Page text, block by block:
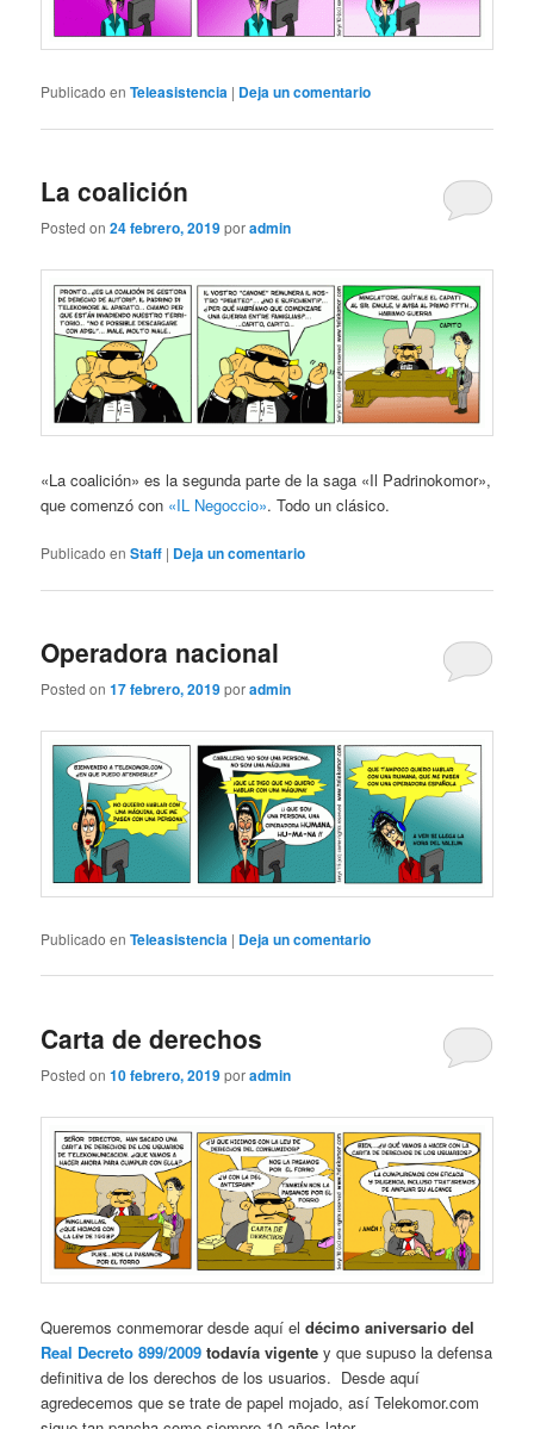
Publicado en Teleasistencia | Deja un comentario
La coalición
Posted on24 febrero, 2019poradmin
«La coalición» es la segunda parte de la saga «Il Padrinokomor»,
que comenzó con «IL Negoccio». Todo un clásico.
Publicado en Staff | Deja un comentario
Operadora nacional
Posted on17 febrero, 2019poradmin
Publicado en Teleasistencia | Deja un comentario
Carta de derechos
Posted on10 febrero, 2019poradmin
Queremos conmemorar desde aquí eldécimo aniversario del
Real Decreto 899/2009 todavía vigentey que supuso la defensa
definitiva de los derechos de los usuarios. Desde aquí
agredecemos que se trate de papel mojado, así Telekomor.com